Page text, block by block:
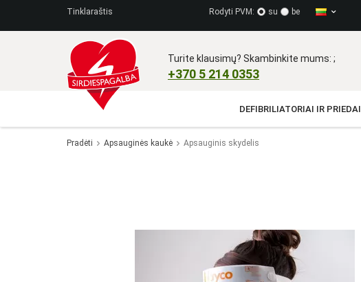
Tinklaraštis Rodyti PVM: su be
Turite klausimų? Skambinkite mums: ;
+370 5 214 0353​
DEFIBRILIATORIAI IR PRIEDAI
Pradėti Apsauginės kaukė Apsauginis skydelis